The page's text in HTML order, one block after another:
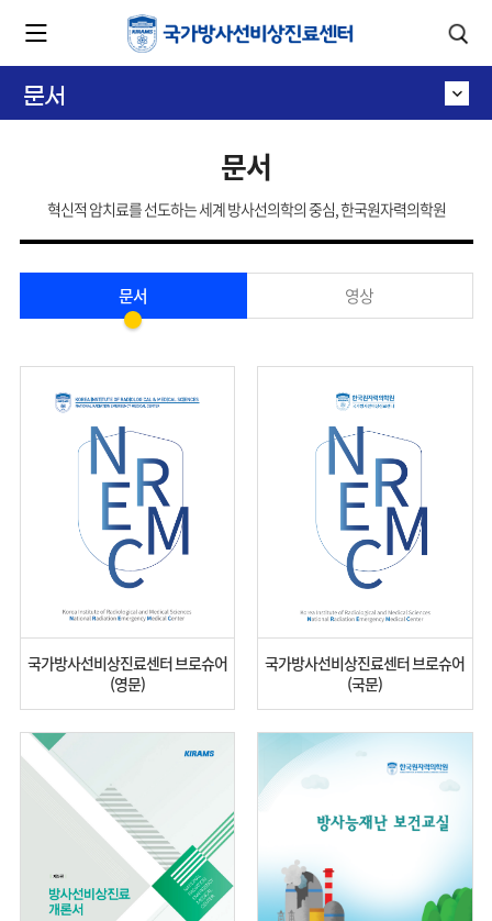
문서
문서
혁신적 암치료를 선도하는 세계 방사선의학의 중심, 한국원자력의학원
문서 영상
국가방사선비상진료센터 브로슈어
(영문)
국가방사선비상진료센터 브로슈어
(국문)